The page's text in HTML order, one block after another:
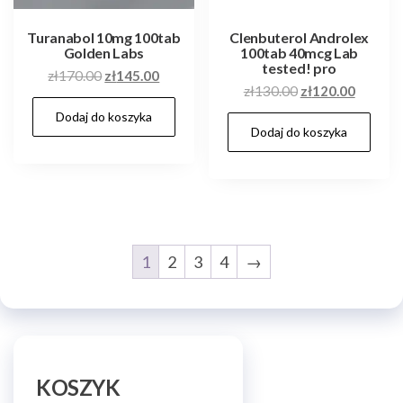
Turanabol 10mg 100tab
Golden Labs
zł170.00 Pierwotna
cena
wynosiła:
zł170.00.
zł145.00Aktualna
cena
zł145.00.
Dodaj do koszyka
Clenbuterol Androlex
100tab 40mcg Lab
tested! pro
zł130.00 Pierwotna
cena
wynosiła:
zł130.00.
zł120.00
cena
Dodaj do koszyka
1 2 3 4 →
KOSZYK